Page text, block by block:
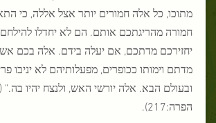
מתוכו, כל אלה חמורים יותר אצל אללה, כי
חמורה מהריגתכם אותם. הם לא יחדלו
יחזירכם מדתכם, אם יעלה בידם. אלה בכם
מדתם וימותו ככופרים, מפעלותיהם לא יניבו
ובעולם הבא. אלה יורשי האש, ולנצח יהיו בה."
הפרה:217).